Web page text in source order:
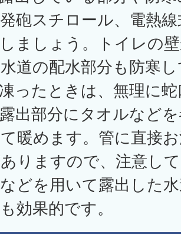
砲スチロール、電熱
ましょう。トイレの
道の配水部分も防寒
ったときは、無理に
出部分にタオルなど
暖めます。管に直接
りますので、注意し
どを用いて露出した
効果的です。